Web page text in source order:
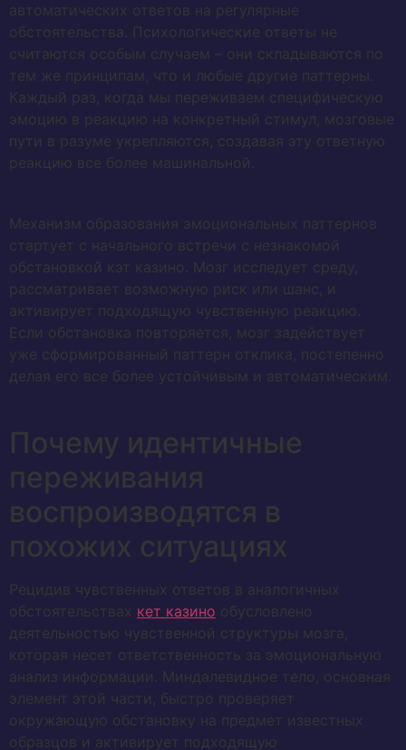
автоматических ответов на регулярные
обстоятельства. Психологические ответы не
считаются особым случаем – они складываются по
тем же принципам, что и любые другие паттерны.
Каждый раз, когда мы переживаем специфическую
эмоцию в реакцию на конкретный стимул, мозговые
пути в разуме укрепляются, создавая эту ответную
реакцию все более машинальной.
Механизм образования эмоциональных паттернов
стартует с начального встречи с незнакомой
обстановкой кэт казино. Мозг исследует среду,
рассматривает возможную риск или шанс, и
активирует подходящую чувственную реакцию.
Если обстановка повторяется, мозг задействует
уже сформированный паттерн отклика, постепенно
делая его все более устойчивым и автоматическим.
Почему идентичные
переживания
воспроизводятся в
похожих ситуациях
Рецидив чувственных ответов в аналогичных
обстоятельствах кет казино обусловлено
деятельностью чувственной структуры мозга,
которая несет ответственность за эмоциональную
анализ информации. Миндалевидное тело, основная
элемент этой части, быстро проверяет
окружающую обстановку на предмет известных
образцов и активирует подходящую